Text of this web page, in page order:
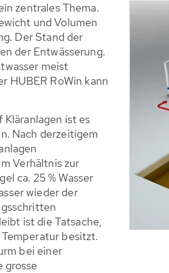
zentrales Thema.
und Volumen
Der Stand der
der Entwässerung.
meist
HUBER RoWin kann
Kläranlagen ist es
Nach derzeitigem
Verhältnis zur
ca. 25 % Wasser
wieder der
ist die Tatsache,
Temperatur besitzt.
bei einer
grosse